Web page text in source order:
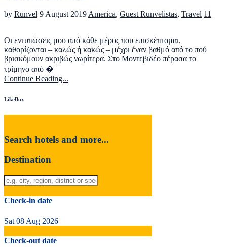
by Runvel 9 August 2019 America, Guest Runvelistas, Travel 11
Οι εντυπώσεις μου από κάθε μέρος που επισκέπτομαι,
καθορίζονται – καλώς ή κακώς – μέχρι έναν βαθμό από το πού
βρισκόμουν ακριβώς νωρίτερα. Στο Μοντεβιδέο πέρασα το
τρίμηνο από �
Continue Reading...
LikeBox
Search hotels and more...
Destination
Check-in date
Sat 08 Aug 2026
Check-out date